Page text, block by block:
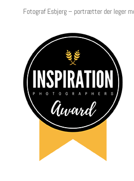
Fotograf Esbjerg – portrætter der leger